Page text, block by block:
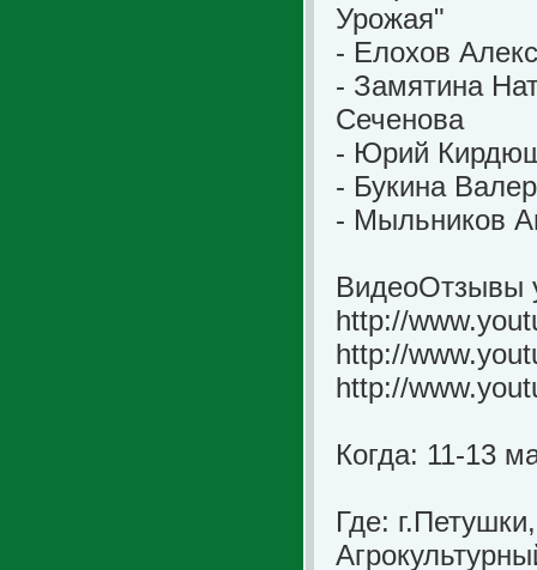
Урожая"
- Елохов
- Замятина
Сеченова
- Юрий
- Букина
- Мыльников
ВидеоОтзывы
http://
http://
http://
Когда: 11-13
Где: